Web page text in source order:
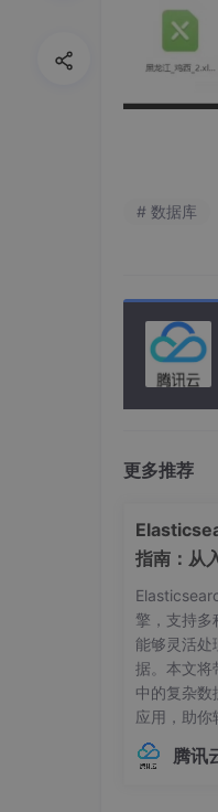
# 数据库
更多推荐
指南：从
擎，支持多
能够灵活处
据。本文将
中的复杂数
应用，助你
巧。## 内
在
腾讯